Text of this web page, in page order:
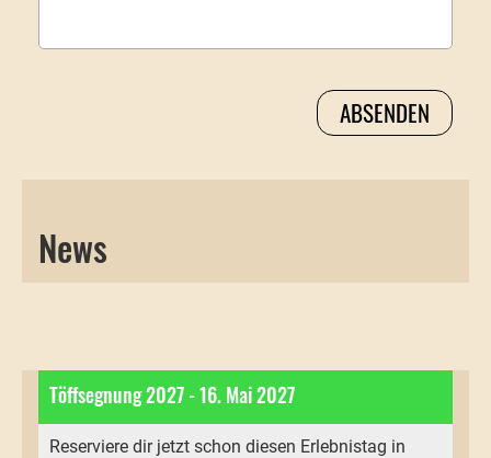
News
Töffsegnung 2027 - 16. Mai 2027
Reserviere dir jetzt schon diesen Erlebnistag in